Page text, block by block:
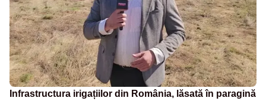
Infrastructura irigațiilor din România, lăsată în paragină